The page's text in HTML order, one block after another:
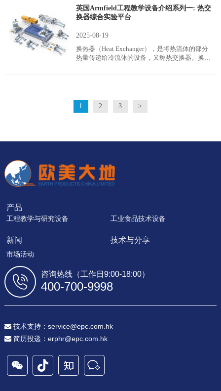
学实验教学的目的在于:加强学生对流体运动现
象的感性认识; 验证流体力学原理,提高理论分析
的能力; 培养学生的基本实验技能,学会测量流动
术; 培养学生严谨踏实的科学精神和创新意识。
英国 Armfield 为全球高校用户提供工程教学实验
解决方案已超过 50 年。
英国Armfield工程教学设备介绍系列一: 热交
换器综合实验平台
2025-08-19
换热器（Heat Exchanger），是将热流体的部分
热量传递给冷流体的设备，又称热交换器。换热
门的通用设备，在生产中占有重要地位。
1 2 3 >
产品
工程教学与研究设备 工业食品技术设备
新闻
市场活动
技术与分享
咨询热线（工作日9:00-18:00）
400-700-9998
技术支持：service@epc.com.hk
简历投递：erphr@epc.com.hk